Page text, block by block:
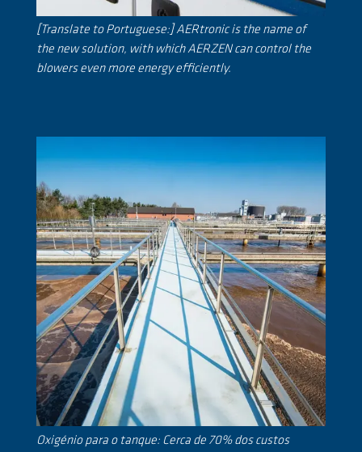
[Translate to Portuguese:] AERtronic is the name of
the new solution, with which AERZEN can control the
blowers even more energy efficiently.
Oxigénio para o tanque: Cerca de 70% dos custos